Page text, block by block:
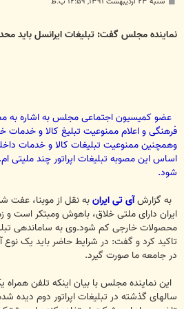
نماینده مجلس گفت: تبلیغات ایرانسل باید
عضو کمیسیون اجتماعی مجلس به اشاره به
فرهنگی و اعلام ممنوعیت تبلیغ کالا و خدمات
وهمچنین ممنوعیت تبلیغات کالا و خدمات
اساس این مصوبه تبلیغات اپراتور چند ملیتی
شود.
به گزارشآی تی ایرانبه نقل از موبنا، عفت
ایران دارای ملتی خلاق، باهوش ومبتکر است و
محصولات خارجی کم شود.وی به ساماندهی
تاکید کرد و گفت: در شرایط حاضر باید یک
در جامعه ما صورت گیرد.
این نماینده مجلس با بیان اینکه تلفن همراه
سالهای گذشته در تبلیغات اپراتور دوم دیده